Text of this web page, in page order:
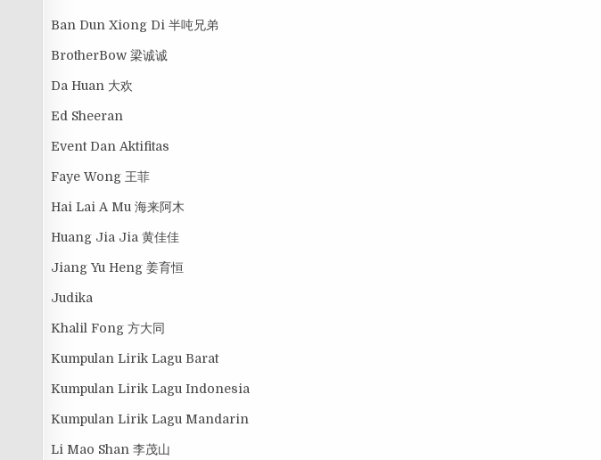
Ban Dun Xiong Di 半吨兄弟
BrotherBow 梁诚诚
Da Huan 大欢
Ed Sheeran
Event Dan Aktifitas
Faye Wong 王菲
Hai Lai A Mu 海来阿木
Huang Jia Jia 黄佳佳
Jiang Yu Heng 姜育恒
Judika
Khalil Fong 方大同
Kumpulan Lirik Lagu Barat
Kumpulan Lirik Lagu Indonesia
Kumpulan Lirik Lagu Mandarin
Li Mao Shan 李茂山